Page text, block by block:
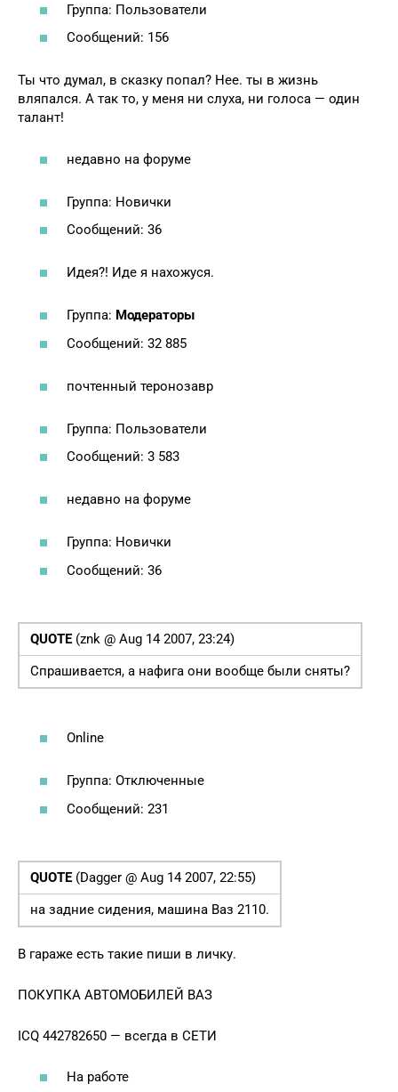
Группа: Пользователи
Сообщений: 156
Ты что думал, в сказку попал? Нее. ты в жизнь
вляпался. А так то, у меня ни слуха, ни голоса — один
талант!
недавно на форуме
Группа: Новички
Сообщений: 36
Идея?! Иде я нахожуся.
Группа: Модераторы
Сообщений: 32 885
почтенный теронозавр
Группа: Пользователи
Сообщений: 3 583
недавно на форуме
Группа: Новички
Сообщений: 36
QUOTE(znk @ Aug 14 2007, 23:24)
Спрашивается, а нафига они вообще были сняты?
Online
Группа: Отключенные
Сообщений: 231
QUOTE(Dagger @ Aug 14 2007, 22:55)
на задние сидения, машина Ваз 2110.
В гараже есть такие пиши в личку.
ПОКУПКА АВТОМОБИЛЕЙ ВАЗ
ICQ 442782650 — всегда в СЕТИ
На работе